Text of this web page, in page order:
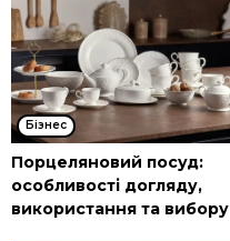
Бізнес
Порцеляновий посуд:
особливості догляду,
використання та вибору